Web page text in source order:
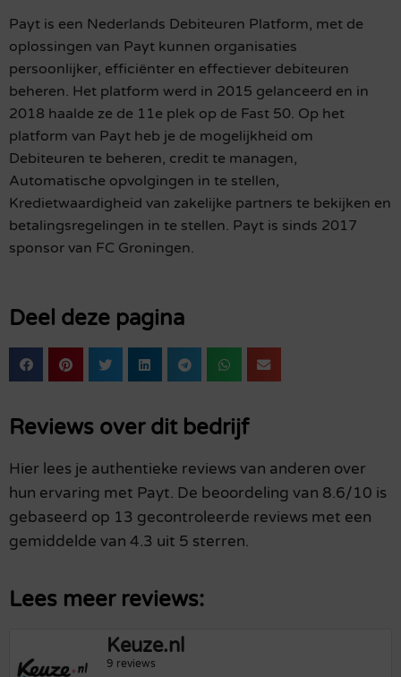
Payt is een Nederlands Debiteuren Platform, met de
oplossingen van Payt kunnen organisaties
persoonlijker, efficiënter en effectiever debiteuren
beheren. Het platform werd in 2015 gelanceerd en in
2018 haalde ze de 11e plek op de Fast 50. Op het
platform van Payt heb je de mogelijkheid om
Debiteuren te beheren, credit te managen,
Automatische opvolgingen in te stellen,
Kredietwaardigheid van zakelijke partners te bekijken en
betalingsregelingen in te stellen. Payt is sinds 2017
sponsor van FC Groningen.
Deel deze pagina
Reviews over dit bedrijf
Hier lees je authentieke reviews van anderen over
hun ervaring met Payt. De beoordeling van 8.6/10 is
gebaseerd op 13 gecontroleerde reviews met een
gemiddelde van 4.3 uit 5 sterren.
Lees meer reviews:
Keuze.nl
9 reviews